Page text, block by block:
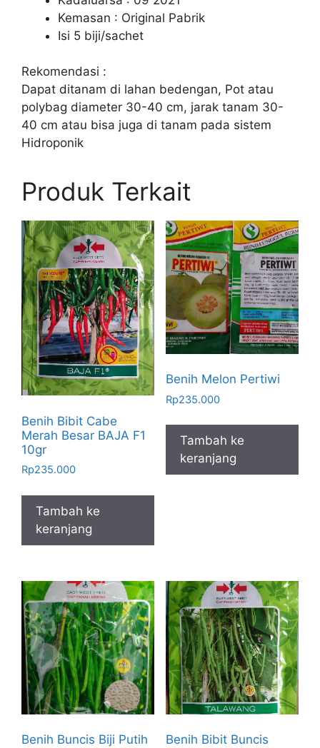
Kemasan : Original Pabrik
Isi 5 biji/sachet
Rekomendasi :
Dapat ditanam di lahan bedengan, Pot atau
polybag diameter 30-40 cm, jarak tanam 30-
40 cm atau bisa juga di tanam pada sistem
Hidroponik
Produk Terkait
Benih Bibit Cabe
Merah Besar BAJA F1
10gr
Rp235.000
Tambah ke
keranjang
Benih Melon Pertiwi
Rp235.000
Tambah ke
keranjang
Benih Buncis Biji Putih
Benih Bibit Buncis